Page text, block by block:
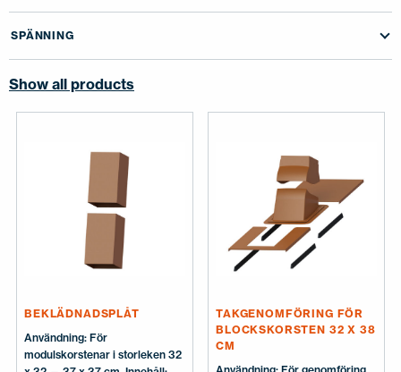
SPÄNNING
Show all products
BEKLÄDNADSPLÅT
Användning: För
modulskorstenar i storleken 32
TAKGENOMFÖRING FÖR
BLOCKSKORSTEN 32 X 38
CM